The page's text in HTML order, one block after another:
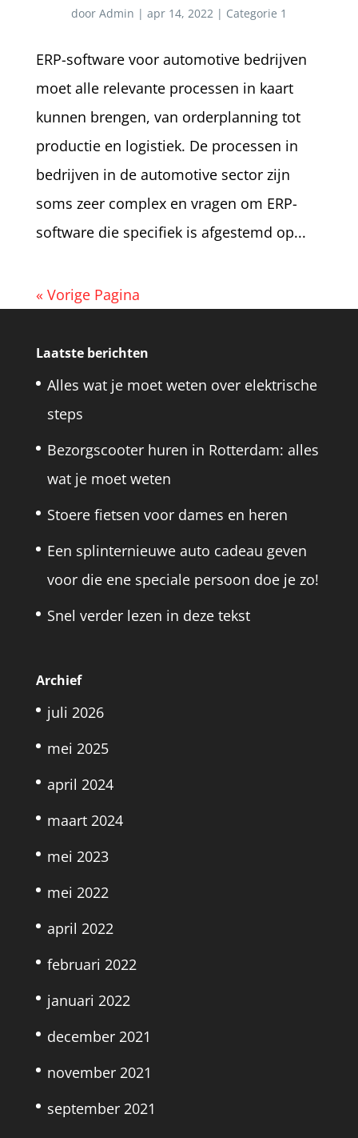
door Admin | apr 14, 2022| Categorie 1
ERP-software voor automotive bedrijven
moet alle relevante processen in kaart
kunnen brengen, van orderplanning tot
productie en logistiek. De processen in
bedrijven in de automotive sector zijn
soms zeer complex en vragen om ERP-
software die specifiek is afgestemd op...
« Vorige Pagina
Laatste berichten
Alles wat je moet weten over elektrische
steps
Bezorgscooter huren in Rotterdam: alles
wat je moet weten
Stoere fietsen voor dames en heren
Een splinternieuwe auto cadeau geven
voor die ene speciale persoon doe je zo!
Snel verder lezen in deze tekst
Archief
juli 2026
mei 2025
april 2024
maart 2024
mei 2023
mei 2022
april 2022
februari 2022
januari 2022
december 2021
november 2021
september 2021